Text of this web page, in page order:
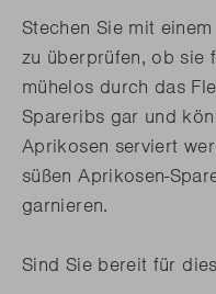
Stechen Sie mit
zu überprüfen, ob sie
mühelos durch das
Spareribs gar und
Aprikosen serviert
süßen Aprikosen-
garnieren.
Sind Sie bereit für